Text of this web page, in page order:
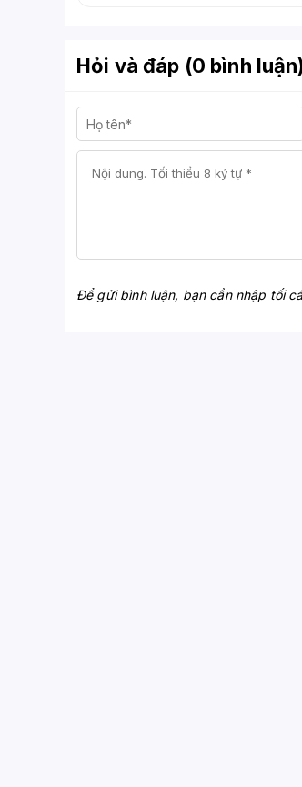
Hỏi và đáp (0 bình
Để gửi bình luận, bạn cần nhập tối